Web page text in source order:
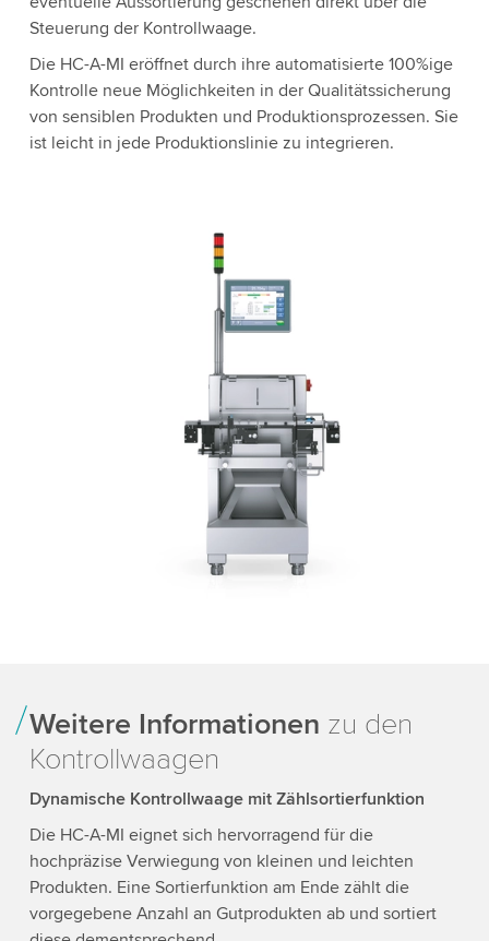
Steuerung der Kontrollwaage.
Die HC-A-MI eröffnet durch ihre automatisierte 100%ige
Kontrolle neue Möglichkeiten in der Qualitätssicherung
von sensiblen Produkten und Produktionsprozessen. Sie
ist leicht in jede Produktionslinie zu integrieren.
Weitere Informationen zu den
Kontrollwaagen
Dynamische Kontrollwaage mit Zählsortierfunktion
Die HC-A-MI eignet sich hervorragend für die
hochpräzise Verwiegung von kleinen und leichten
Produkten. Eine Sortierfunktion am Ende zählt die
vorgegebene Anzahl an Gutprodukten ab und sortiert